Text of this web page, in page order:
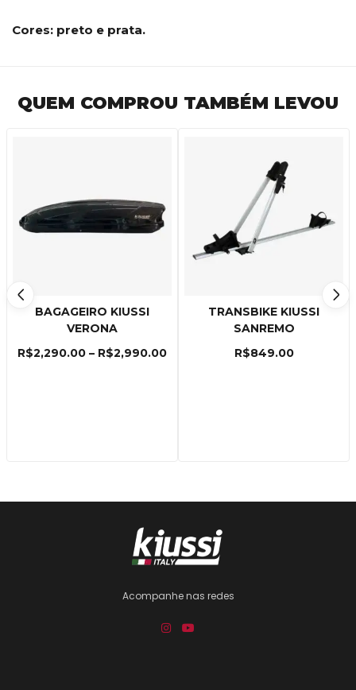
Cores: preto e prata.
QUEM COMPROU TAMBÉM LEVOU
BAGAGEIRO KIUSSI
VERONA
R$2,290.00 – R$2,990.00
TRANSBIKE KIUSSI
SANREMO
R$849.00
Acompanhe nas redes